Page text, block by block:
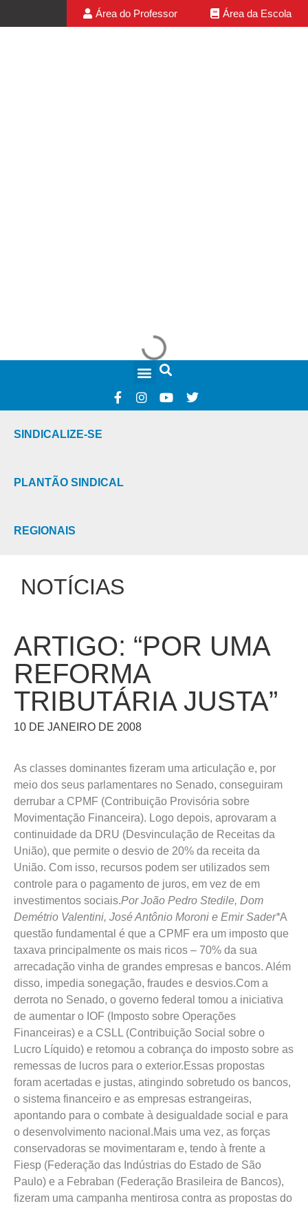
Área do Professor Área da Escola
SINDICALIZE-SE
PLANTÃO SINDICAL
REGIONAIS
NOTÍCIAS
ARTIGO: “POR UMA
REFORMA
TRIBUTÁRIA JUSTA”
10 DE JANEIRO DE 2008
As classes dominantes fizeram uma articulação e, por
meio dos seus parlamentares no Senado, conseguiram
derrubar a CPMF (Contribuição Provisória sobre
Movimentação Financeira). Logo depois, aprovaram a
continuidade da DRU (Desvinculação de Receitas da
União), que permite o desvio de 20% da receita da
União. Com isso, recursos podem ser utilizados sem
controle para o pagamento de juros, em vez de em
investimentos sociais.Por João Pedro Stedile, Dom
Demétrio Valentini, José Antônio Moroni e Emir Sader*A
questão fundamental é que a CPMF era um imposto que
taxava principalmente os mais ricos – 70% da sua
arrecadação vinha de grandes empresas e bancos. Além
disso, impedia sonegação, fraudes e desvios.Com a
derrota no Senado, o governo federal tomou a iniciativa
de aumentar o IOF (Imposto sobre Operações
Financeiras) e a CSLL (Contribuição Social sobre o
Lucro Líquido) e retomou a cobrança do imposto sobre as
remessas de lucros para o exterior.Essas propostas
foram acertadas e justas, atingindo sobretudo os bancos,
o sistema financeiro e as empresas estrangeiras,
apontando para o combate à desigualdade social e para
o desenvolvimento nacional.Mais uma vez, as forças
conservadoras se movimentaram e, tendo à frente a
Fiesp (Federação das Indústrias do Estado de São
Paulo) e a Febraban (Federação Brasileira de Bancos),
fizeram uma campanha mentirosa contra as propostas do